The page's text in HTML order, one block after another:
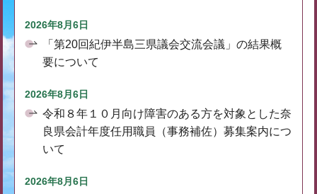
2026年8月6日
「第20回紀伊半島三県議会交流会議」の結果概
要について
2026年8月6日
令和８年１０月向け障害のある方を対象とした奈
良県会計年度任用職員（事務補佐）募集案内につ
いて
2026年8月6日